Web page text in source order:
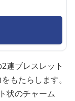
連ブレスレット
もたらします。
状のチャーム